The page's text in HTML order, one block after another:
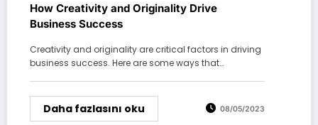
How Creativity and Originality Drive
Business Success
Creativity and originality are critical factors in driving
business success. Here are some ways that…
Daha fazlasını oku 08/05/2023